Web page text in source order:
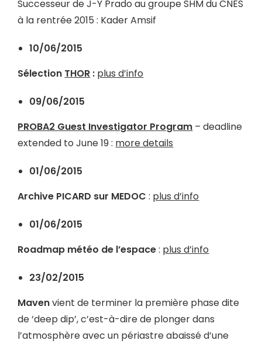
Successeur de J-Y Prado au groupe SHM du CNES
à la rentrée 2015 : Kader Amsif
10/06/2015
Sélection THOR : plus d’info
09/06/2015
PROBA2 Guest Investigator Program – deadline
extended to June 19 : more details
01/06/2015
Archive PICARD sur MEDOC : plus d’info
01/06/2015
Roadmap météo de l’espace: plus d’info
23/02/2015
Mavenvient de terminer la première phase dite
de ‘deep dip’, c’est-à-dire de plonger dans
l’atmosphère avec un périastre abaissé d’une